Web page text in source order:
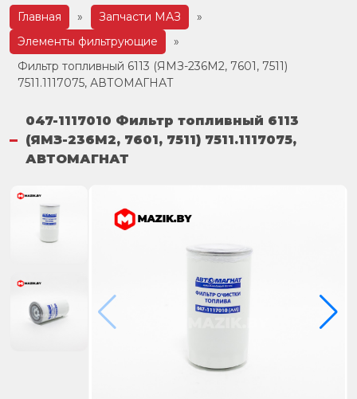
Главная » Запчасти МАЗ
»
Элементы фильтрующие
»
Фильтр топливный 6113 (ЯМЗ-236М2, 7601, 7511)
7511.1117075, АВТОМАГНАТ
047-1117010 Фильтр топливный 6113
(ЯМЗ-236М2, 7601, 7511) 7511.1117075,
АВТОМАГНАТ